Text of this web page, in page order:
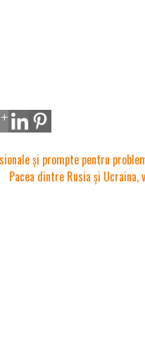
și prompte pentru
Pacea dintre Rusia și Ucraina,